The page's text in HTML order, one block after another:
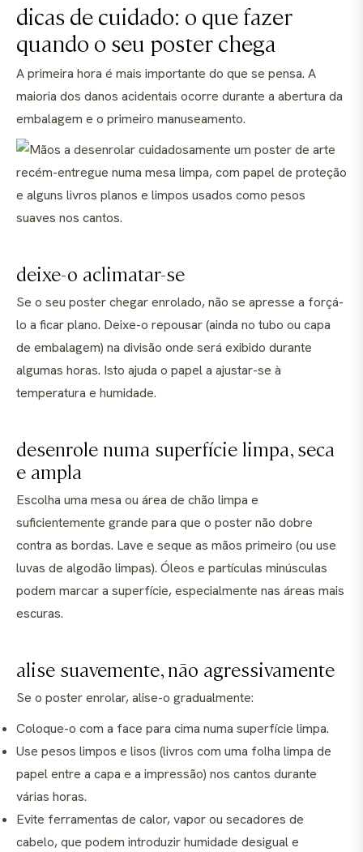
dicas de cuidado: o que fazer
quando o seu poster chega
A primeira hora é mais importante do que se pensa. A
maioria dos danos acidentais ocorre durante a abertura da
embalagem e o primeiro manuseamento.
deixe-o aclimatar-se
Se o seu poster chegar enrolado, não se apresse a forçá-
lo a ficar plano. Deixe-o repousar (ainda no tubo ou capa
de embalagem) na divisão onde será exibido durante
algumas horas. Isto ajuda o papel a ajustar-se à
temperatura e humidade.
desenrole numa superfície limpa, seca
e ampla
Escolha uma mesa ou área de chão limpa e
suficientemente grande para que o poster não dobre
contra as bordas. Lave e seque as mãos primeiro (ou use
luvas de algodão limpas). Óleos e partículas minúsculas
podem marcar a superfície, especialmente nas áreas mais
escuras.
alise suavemente, não agressivamente
Se o poster enrolar, alise-o gradualmente:
Coloque-o com a face para cima numa superfície limpa.
Use pesos limpos e lisos (livros com uma folha limpa de
papel entre a capa e a impressão) nos cantos durante
várias horas.
Evite ferramentas de calor, vapor ou secadores de
cabelo, que podem introduzir humidade desigual e